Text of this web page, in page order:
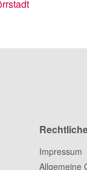
Impressum
Allgemeine